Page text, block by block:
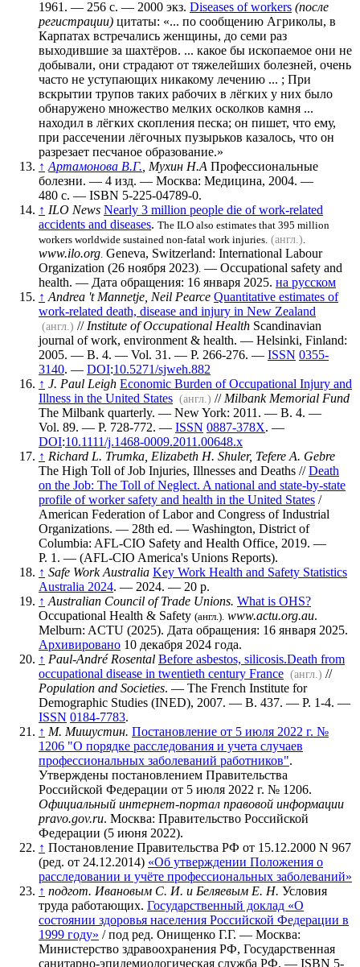
1961. — 256 с. — 2000 экз. Diseases of workers (после
регистрации) цитаты: «... по сообщению Агриколы, в
Кaрпaтax встречались женщины, до семи раз
выходившие за шахтёров. ... какое бы ископаемое они не
добывали, они страдают от тяжелейших болезней, очень
часто не уступающих никакому лечению ... ; При
вскрытии трупов таких рабочих в лёгких у них было
обнаружено множество мелких осколков камня ...
находил в лёгких скопления песка; он пишет, что ему,
при рассечении лёгочных пузырьков казалось, что он
разрезает песчаное образование.»
↑ Артамонова В.Г. , Мухин Н.А Профессиональные
болезни. — 4 изд. — Москва: Медицина, 2004. —
480 с. — ISBN 5-225-04789-0.
↑ ILO News Nearly 3 million people die of work-related
accidents and diseases. The ILO also estimates that 395 million
workers worldwide sustained non-fatal work injuries. (англ.)
www.ilo.org Geneva, Switzerland: International Labour
Organization (26 ноября 2023) — Occupational safety and
health. — Дата обращения: 16 января 2025. на русском
↑ Andrea 't Mannetje, Neil Pearce Quantitative estimates of
work-related death, disease and injury in New Zealand
(англ.) // Institute of Occupational Health Scandinavian
journal of work, environment & health. — Helsinki, Finland:
2005. — В. 4. — Vol. 31. — P. 266-276. — ISSN 0355-
3140. — DOI:10.5271/sjweh.882
↑ J. Paul Leigh Economic Burden of Occupational Injury and
Illness in the United States (англ.) // Milbank Memorial Fund
The Milbank quarterly. — New York: 2011. — В. 4. —
Vol. 89. — P. 728-772. — ISSN 0887-378X. —
DOI:10.1111/j.1468-0009.2011.00648.x
↑ Richard L. Trumka, Elizabeth H. Shuler, Tefere A. Gebre
The High Toll of Job Injuries, Illnesses and Deaths //Death
on the Job: The Toll of Neglect. A national and state-by-state
profile of worker safety and health in the United States /
American Federation of Labor and Congress of Industrial
Organizations. — 28th ed. — Washington, District of
Columbia: AFL-CIO Safety and Health Office, 2019. —
P. 1. — (AFL-CIO America's Unions Reports).
↑ Safe Work Australia Key Work Health and Safety Statistics
Australia 2024. — 2024. — 20 p.
↑ Australian Council of Trade Unions. What is OHS?
Occupational Health & Safety (англ.). www.actu.org.au.
Melburn: ACTU (2025). Дата обращения: 16 января 2025.
Архивировано 10 декабря 2024 года.
↑ Paul-André Rosental Before asbestos, silicosis.Death from
occupational disease in twentieth century France (англ.) //
Population and Societies. — The French Institute for
Demographic Studies (INED), 2007. — В. 437. — P. 1-4. —
ISSN 0184-7783.
↑ М. Мишустин. Постановление от 5 июля 2022 г. №
1206 "О порядке расследования и учета случаев
профессиональных заболеваний работников".
Утверждены постановлением Правительства
Российской Федерации от 5 июля 2022 г. № 1206.
Официальный интернет-портал правовой информации
pravo.gov.ru. Москва: Правительство Российской
Федерации (5 июня 2022).
↑ Постановление Правительства РФ от 15.12.2000 N 967
(ред. от 24.12.2014) «Об утверждении Положения о
расследовании и учёте профессиональных заболеваний»
↑ подгот. Ивановым С. И. и Беляевым Е. Н. Условия
труда работающих. Государственный доклад «О
состоянии здоровья населения Российской Федерации в
1999 году» / под ред. Онищенко Г.Г. — Москва:
Министерство здравоохранения РФ, Государственная
санитарно-эпидемиологическая служба РФ. — ISBN 5-